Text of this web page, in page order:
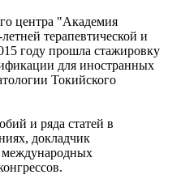
центра "Академия
терапевтической и
году прошла стажировку
для иностранных
Токийского
и ряда статей в
докладчик